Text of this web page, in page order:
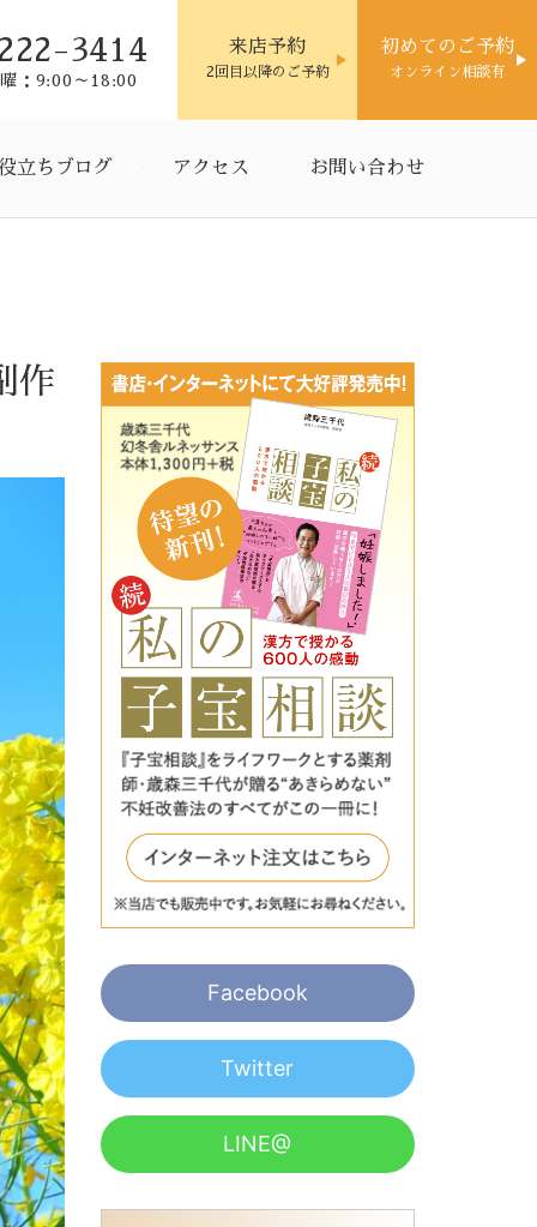
3414
：9:00～18:00
来店予約
2回目以降のご予約
初めてのご予約
オンライン相談有
立ちブログ アクセス お問い合わせ
作
Facebook
Twitter
LINE@